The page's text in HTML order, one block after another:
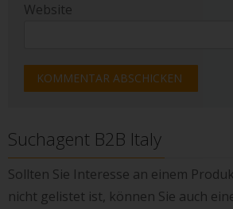
Website
Suchagent B2B Italy
Sollten Sie Interesse an einem
nicht gelistet ist, können Sie auch